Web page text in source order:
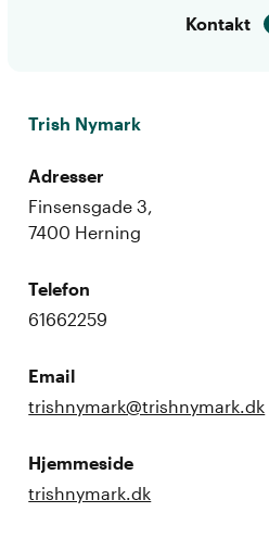
Kontakt
Trish Nymark
Adresser
Finsensgade 3,
7400 Herning
Telefon
61662259
Email
trishnymark@trishnymark.dk
Hjemmeside
trishnymark.dk